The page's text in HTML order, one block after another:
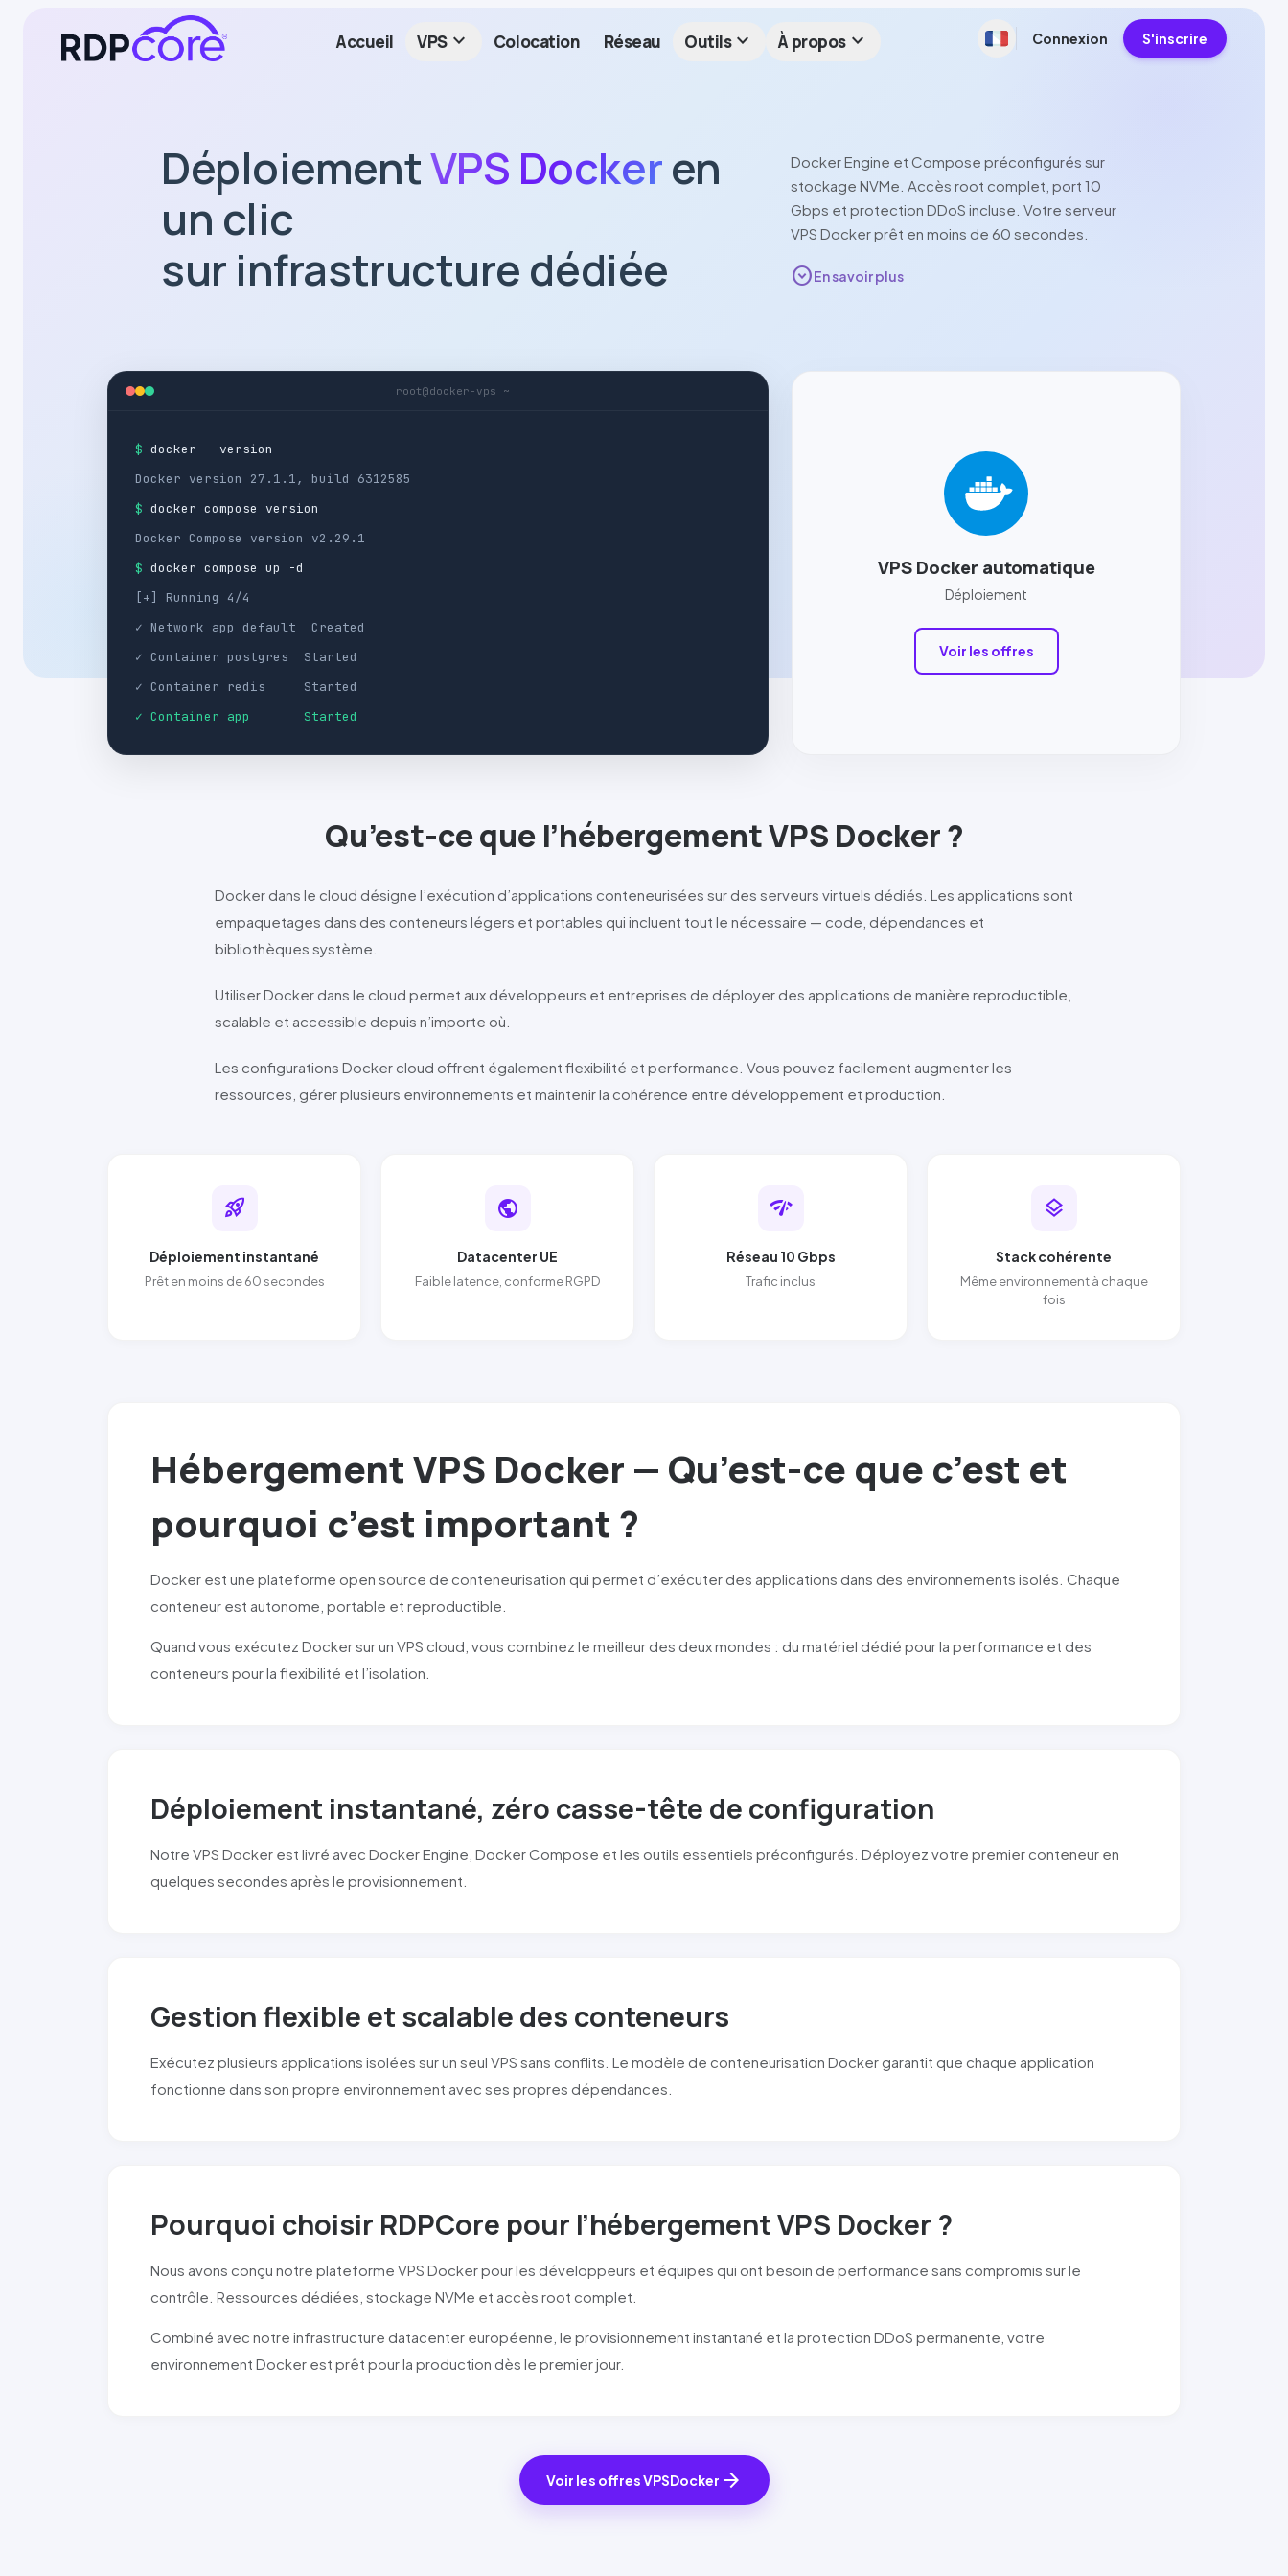
Accueil VPSexpand_more Colocation Réseau Outilsexpand_more À propos expand_more Connexion S'inscrire
DéploiementVPS Dockeren
un clic
sur infrastructure dédiée
DockerEngine et Compose préconfigurés sur
stockage NVMe . Accès root complet, port 10
Gbps et protection DDoS incluse. Votre serveur
VPS Dockerprêt en moins de 60 secondes.
expand_circle_downEn savoir plus
root@docker-vps ~
$ docker --version
Docker version 27.1.1, build 6312585
$ docker compose version
Docker Compose version v2.29.1
$ docker compose up -d
[+] Running 4/4
✓ Network app_default Created
✓ Container postgres Started
✓ Container redis Started
✓ Container app Started
VPS Docker automatique
Déploiement
Voir les offres
Qu’est-ce que l’hébergement VPS Docker?
Docker dans le cloud désigne l’exécution d’applications conteneurisées sur des serveurs virtuels dédiés. Les applications sont
empaquetages dans des conteneurs légers et portables qui incluent tout le nécessaire — code, dépendances et
bibliothèques système.
UtiliserDocker dans le cloud permet aux développeurs et entreprises de déployer des applications de manière reproductible,
scalable et accessible depuis n’importe où.
Les configurations Docker cloud offrent également flexibilité et performance. Vous pouvez facilement augmenter les
ressources, gérer plusieurs environnements et maintenir la cohérence entre développement et production.
rocket_launch
Déploiement instantané
Prêt en moins de 60 secondes
public
Datacenter UE
Faible latence, conforme RGPD
network_check
Réseau 10 Gbps
Trafic inclus
layers
Stack cohérente
Même environnement à chaque
fois
Hébergement VPS Docker — Qu’est-ce que c’est et
pourquoi c’est important ?
Docker est une plateforme open source de conteneurisation qui permet d’exécuter des applications dans des environnements isolés. Chaque
conteneur est autonome, portable et reproductible.
Quand vous exécutez Docker sur un VPS cloud, vous combinez le meilleur des deux mondes : du matériel dédié pour la performance et des
conteneurs pour la flexibilité et l’isolation.
Déploiement instantané, zéro casse-tête de configuration
Notre VPS Docker est livré avec Docker Engine, Docker Compose et les outils essentiels préconfigurés. Déployez votre premier conteneur en
quelques secondes après le provisionnement.
Gestion flexible et scalable des conteneurs
Exécutez plusieurs applications isolées sur un seul VPS sans conflits. Le modèle de conteneurisation Docker garantit que chaque application
fonctionne dans son propre environnement avec ses propres dépendances.
Pourquoi choisir RDPCore pour l’hébergement VPS Docker ?
Nous avons conçu notre plateforme VPS Docker pour les développeurs et équipes qui ont besoin de performance sans compromis sur le
contrôle. Ressources dédiées, stockage NVMe et accès root complet.
Combiné avec notre infrastructure datacenter européenne, le provisionnement instantané et la protection DDoS permanente, votre
environnement Docker est prêt pour la production dès le premier jour.
Voir les offres VPSDocker arrow_forward